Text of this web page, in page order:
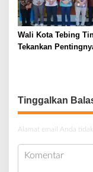
Wali Kota Tebing
Tekankan
Tinggalkan
Alamat email Anda